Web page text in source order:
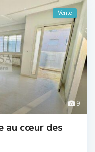
9
Vente
au cœur des